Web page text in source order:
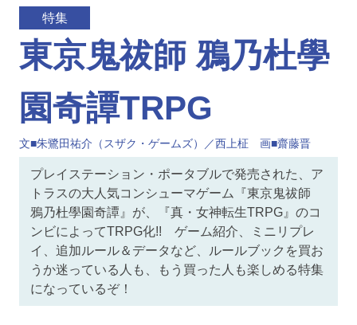
特集
東京鬼祓師 鴉乃杜學
園奇譚TRPG
文■朱鷺田祐介（スザク・ゲームズ）／西上柾 画■齋藤晋
プレイステーション・ポータブルで発売された、ア
トラスの大人気コンシューマゲーム『東京鬼祓師
鴉乃杜學園奇譚』が、『真・女神転生TRPG』のコ
ンビによってTRPG化!! ゲーム紹介、ミニリプレ
イ、追加ルール＆データなど、ルールブックを買お
うか迷っている人も、もう買った人も楽しめる特集
になっているぞ！